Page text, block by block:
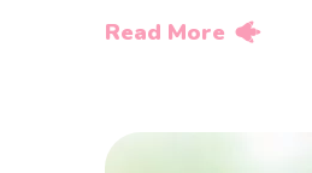
Read More